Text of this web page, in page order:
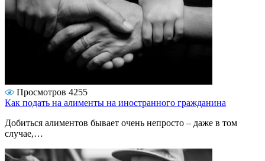
Просмотров 4255
Как подать на алименты на иностранного гражданина
Добиться алиментов бывает очень непросто – даже в том
случае,…